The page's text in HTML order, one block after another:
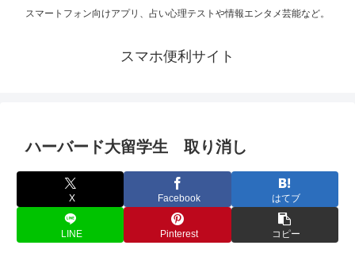
スマートフォン向けアプリ、占い心理テストや情報エンタメ芸能など。
スマホ便利サイト
ハーバード大留学生 取り消し
X Facebook はてブ
LINE Pinterest コピー